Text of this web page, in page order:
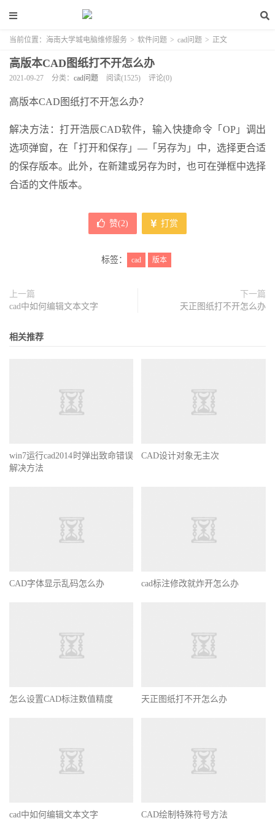
当前位置： 海南大学城电脑维修服务 > 软件问题 > cad问题 > 正文
高版本CAD图纸打不开怎么办
2021-09-27 分类： cad问题 阅读(1525) 评论(0)
高版本CAD图纸打不开怎么办？
解决方法：打开浩辰CAD软件，输入快捷命令「OP」调出
选项弹窗，在「打开和保存」—「另存为」中，选择更合适
的保存版本。此外，在新建或另存为时，也可在弹框中选择
合适的文件版本。
赞(2) 打赏
标签： cad 版本
上一篇
cad中如何编辑文本文字
下一篇
天正图纸打不开怎么办
相关推荐
win7运行cad2014时弹出致命错误
解决方法
CAD设计对象无主次
CAD字体显示乱码怎么办 cad标注修改就炸开怎么办
怎么设置CAD标注数值精度 天正图纸打不开怎么办
cad中如何编辑文本文字 CAD绘制特殊符号方法